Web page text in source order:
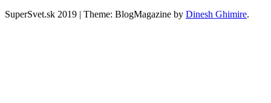
SuperSvet.sk 2019 | Theme: BlogMagazine by Dinesh Ghimire.